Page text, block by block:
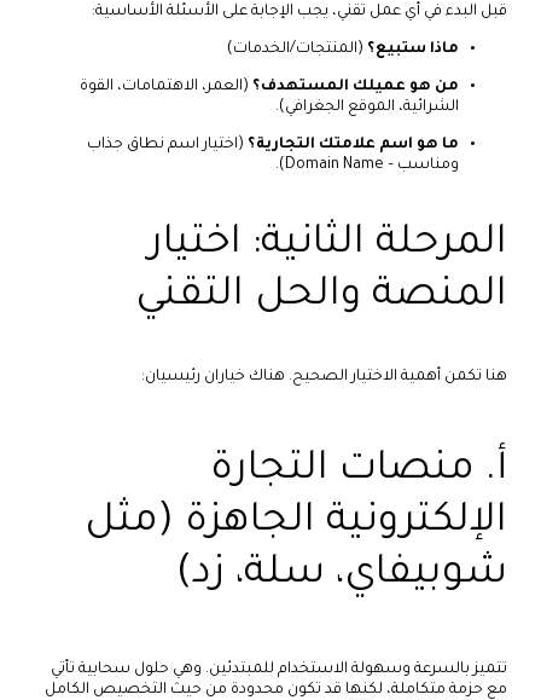
قبل البدء في أي عمل تقني، يجب الإجابة على الأسئلة الأساسية:
ماذا ستبيع؟ (المنتجات/الخدمات)
من هو عميلك المستهدف؟ (العمر، الاهتمامات، القوة
الشرائية، الموقع الجغرافي).
ما هو اسم علامتك التجارية؟ (اختيار اسم نطاق جذاب
ومناسب – Domain Name).
المرحلة الثانية: اختيار
المنصة والحل التقني
هنا تكمن أهمية الاختيار الصحيح. هناك خياران رئيسيان:
أ. منصات التجارة
الإلكترونية الجاهزة (مثل
شوبيفاي، سلة، زد)
تتميز بالسرعة وسهولة الاستخدام للمبتدئين. وهي حلول سحابية تأتي
مع حزمة متكاملة، لكنها قد تكون محدودة من حيث التخصيص الكامل